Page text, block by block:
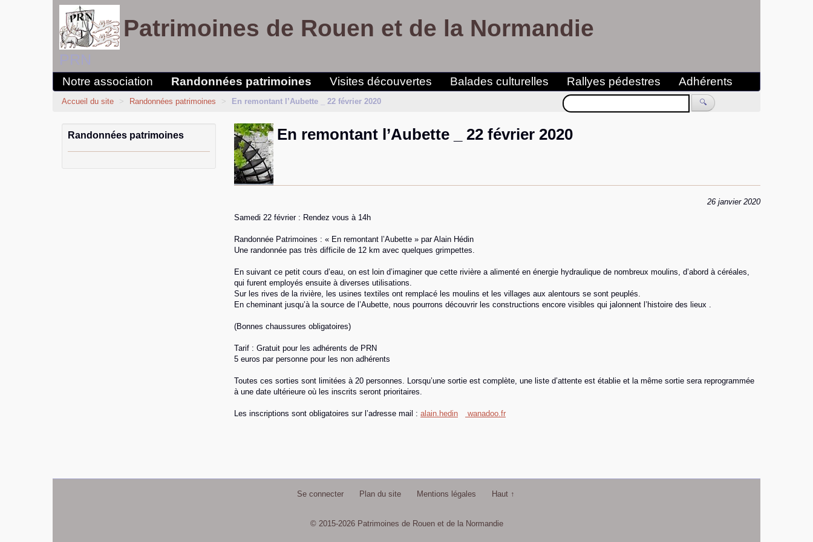
Patrimoines de Rouen et de la Normandie
PRN
Notre association Randonnées patrimoines Visites découvertes Balades culturelles Rallyes pédestres Adhérents
🔍
Accueil du site > Randonnées patrimoines > En remontant l’Aubette _ 22 février 2020
En remontant l’Aubette _ 22 février 2020
26 janvier 2020
Samedi 22 février : Rendez vous à 14h
Randonnée Patrimoines : « En remontant l’Aubette » par Alain Hédin
Une randonnée pas très difficile de 12 km avec quelques grimpettes.
En suivant ce petit cours d’eau, on est loin d’imaginer que cette rivière a alimenté en énergie hydraulique de nombreux moulins, d’abord à céréales,
qui furent employés ensuite à diverses utilisations.
Sur les rives de la rivière, les usines textiles ont remplacé les moulins et les villages aux alentours se sont peuplés.
En cheminant jusqu’à la source de l’Aubette, nous pourrons découvrir les constructions encore visibles qui jalonnent l’histoire des lieux .
(Bonnes chaussures obligatoires)
Tarif : Gratuit pour les adhérents de PRN
5 euros par personne pour les non adhérents
Toutes ces sorties sont limitées à 20 personnes. Lorsqu’une sortie est complète, une liste d’attente est établie et la même sortie sera reprogrammée
à une date ultérieure où les inscrits seront prioritaires.
Les inscriptions sont obligatoires sur l’adresse mail : alain.hedin wanadoo.fr
Randonnées patrimoines
Se connecter Plan du site Mentions légales Haut ↑
© 2015-2026 Patrimoines de Rouen et de la Normandie